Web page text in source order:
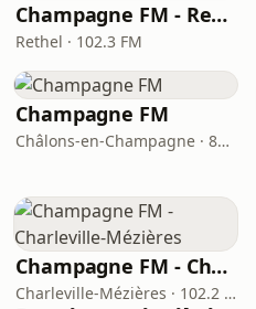
Champagne FM - Rethel
Rethel · 102.3 FM
Champagne FM
Châlons-en-Champagne · 87.7 FM
Champagne FM - Charleville-Mézières
Charleville-Mézières · 102.2 FM